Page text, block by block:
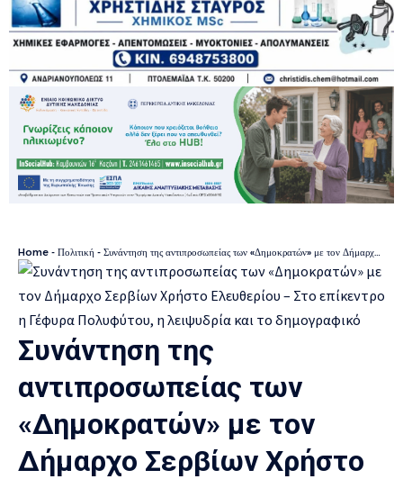
Home - Πολιτική - Συνάντηση της αντιπροσωπείας των «Δημοκρατών» με τον Δήμαρχο Σερβίων Χρήστο Ελευθερίου – Στο επίκεντρο η Γέφυρα Πολυφύτου, η λειψυδρία και το δημογραφικό
Συνάντηση της
αντιπροσωπείας των
«Δημοκρατών» με τον
Δήμαρχο Σερβίων Χρήστο